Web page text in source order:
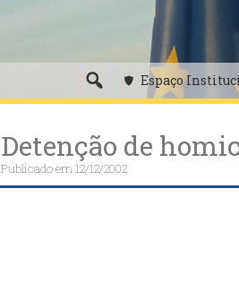
Espaço
Detenção de
Publicado em12/12/2002